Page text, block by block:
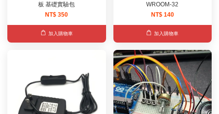
板 基礎實驗包
NT$ 350
加入購物車
WROOM-32
NT$ 140
加入購物車